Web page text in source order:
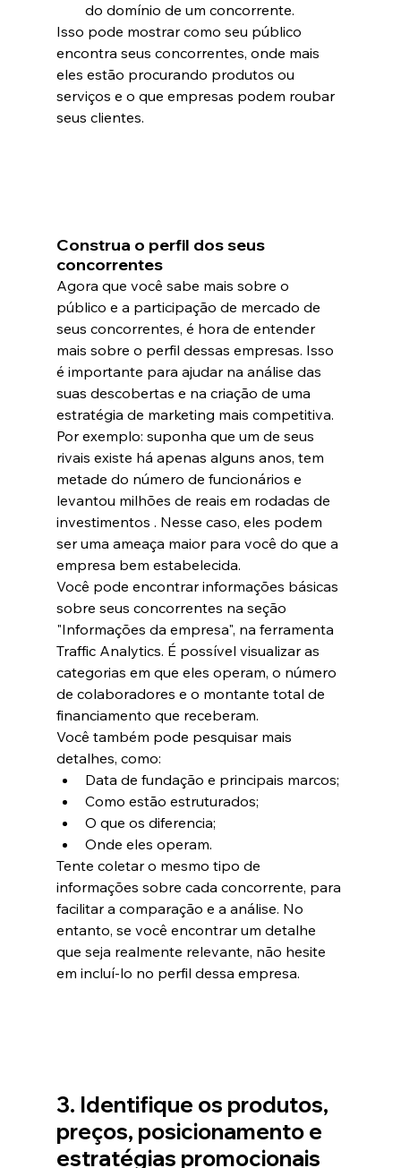
do domínio de um concorrente.
Isso pode mostrar como seu público
encontra seus concorrentes, onde mais
eles estão procurando produtos ou
serviços e o que empresas podem roubar
seus clientes.
Construa o perfil dos seus
concorrentes
Agora que você sabe mais sobre o
público e a participação de mercado de
seus concorrentes, é hora de entender
mais sobre o perfil dessas empresas. Isso
é importante para ajudar na análise das
suas descobertas e na criação de uma
estratégia de marketing mais competitiva.
Por exemplo: suponha que um de seus
rivais existe há apenas alguns anos, tem
metade do número de funcionários e
levantou milhões de reais em rodadas de
investimentos . Nesse caso, eles podem
ser uma ameaça maior para você do que a
empresa bem estabelecida.
Você pode encontrar informações básicas
sobre seus concorrentes na seção
"Informações da empresa", na ferramenta
Traffic Analytics. É possível visualizar as
categorias em que eles operam, o número
de colaboradores e o montante total de
financiamento que receberam.
Você também pode pesquisar mais
detalhes, como:
Data de fundação e principais marcos;
Como estão estruturados;
O que os diferencia;
Onde eles operam.
Tente coletar o mesmo tipo de
informações sobre cada concorrente, para
facilitar a comparação e a análise. No
entanto, se você encontrar um detalhe
que seja realmente relevante, não hesite
em incluí-lo no perfil dessa empresa.
3. Identifique os produtos,
preços, posicionamento e
estratégias promocionais